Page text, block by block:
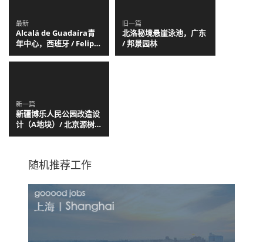
最新
Alcalá de Guadaíra青
年中心，西班牙 / Felipe
Retuerto + Dunar
Arquitectos
旧一篇
北洛秘境悬崖泳池，广东
/ 邦景园林
新一篇
新疆博乐人民公园改造设
计（A地块）/ 北京源树景
观规划设计事务所
随机推荐工作